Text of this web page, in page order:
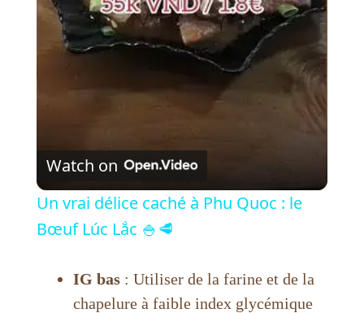
a
y
V
i
e
Watch on
Un vrai délice caché à Phu Quoc : le
Bœuf Lúc Lắc 🍚🥩
IG bas : Utiliser de la farine et de la
chapelure à faible index glycémique